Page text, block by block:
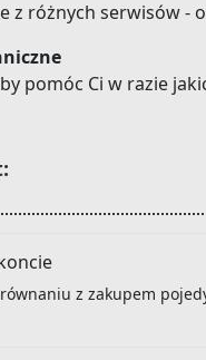
różnych serwisów -
pomóc Ci w razie
z zakupem